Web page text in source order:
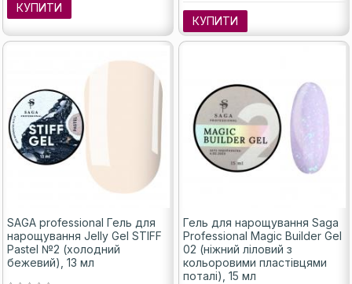
КУПИТИ
КУПИТИ
SAGA professional Гель для
нарощування Jelly Gel STIFF
Pastel №2 (холодний
бежевий), 13 мл
Гель для нарощування Saga
Professional Magic Builder Gel
02 (ніжний ліловий з
кольоровими пластівцями
поталі), 15 мл